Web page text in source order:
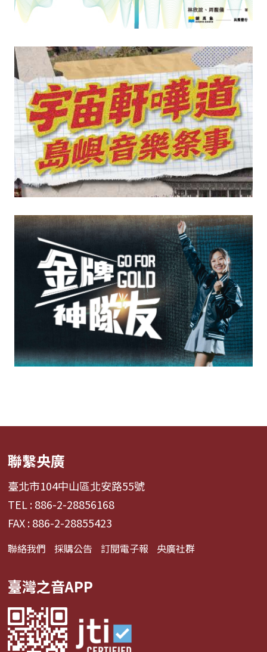
聯繫央廣
臺北市104中山區北安路55號
TEL : 886-2-28856168
FAX : 886-2-28855423
聯絡我們 採購公告 訂閱電子報 央廣社群
臺灣之音APP